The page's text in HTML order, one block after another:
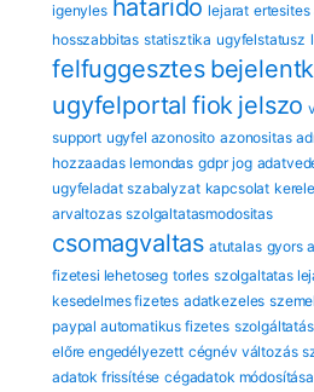
igenyles hatarido lejarat ertesites
hosszabbitas statisztika ugyfelstatusz
felfuggesztes
ugyfelportal fiok jelszo
support ugyfel azonosito azonositas
hozzaadas lemondas gdpr jog
ugyfeladat szabalyzat kapcsolat
arvaltozas szolgaltatasmodositas
csomagvaltas atutalas gyors
fizetesi lehetoseg torles szolgaltatas
kesedelmes fizetes adatkezeles
paypal automatikus fizetes
előre engedélyezett cégnév változás
adatok frissítése cégadatok módosítása